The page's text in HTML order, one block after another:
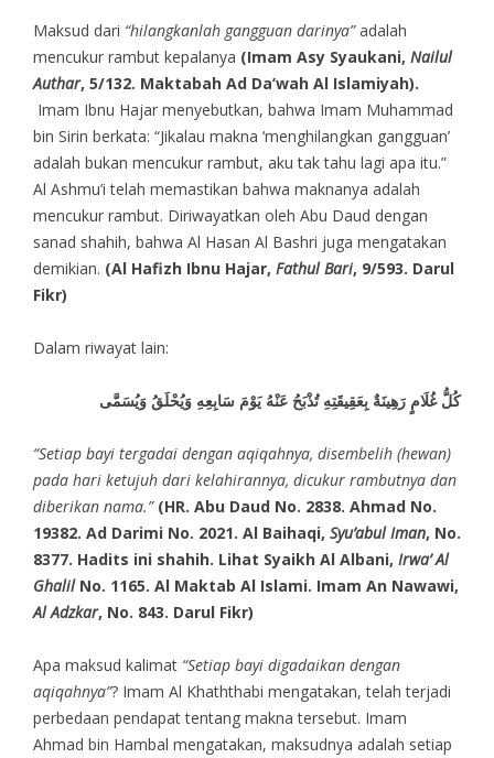
Maksud dari “hilangkanlah gangguan darinya”adalah
mencukur rambut kepalanya (Imam Asy Syaukani, Nailul
Authar, 5/132. Maktabah Ad Da’wah Al Islamiyah).
Imam Ibnu Hajar menyebutkan, bahwa Imam Muhammad
bin Sirin berkata: “Jikalau makna ‘menghilangkan gangguan’
adalah bukan mencukur rambut, aku tak tahu lagi apa itu.”
Al Ashmu’i telah memastikan bahwa maknanya adalah
mencukur rambut. Diriwayatkan oleh Abu Daud dengan
sanad shahih, bahwa Al Hasan Al Bashri juga mengatakan
demikian. (Al Hafizh Ibnu Hajar, Fathul Bari, 9/593. Darul
Fikr)
Dalam riwayat lain:
كُلُّ غُلَامٍ رَهِينَةٌ بِعَقِيقَتِهِ تُذْبَحُ عَنْهُ يَوْمَ سَابِعِهِ وَيُحْلَقُ وَيُسَمَّى
“Setiap bayi tergadai dengan aqiqahnya, disembelih (hewan)
pada hari ketujuh dari kelahirannya, dicukur rambutnya dan
diberikan nama.” (HR. Abu Daud No. 2838. Ahmad No.
19382. Ad Darimi No. 2021. Al Baihaqi, Syu’abul Iman, No.
8377. Hadits ini shahih. Lihat Syaikh Al Albani, Irwa’ Al
GhalilNo. 1165. Al Maktab Al Islami. Imam An Nawawi,
Al Adzkar, No. 843. Darul Fikr)
Apa maksud kalimat “Setiap bayi digadaikan dengan
aqiqahnya”? Imam Al Khaththabi mengatakan, telah terjadi
perbedaan pendapat tentang makna tersebut. Imam
Ahmad bin Hambal mengatakan, maksudnya adalah setiap